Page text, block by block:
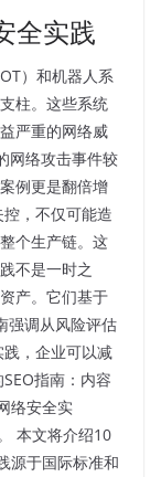
全实践
）和机器人系
柱。这些系统
严重的网络威
网络攻击事件较
例更是翻倍增
，不仅可能造
个生产链。这
不是一时之
产。它们基于
强调从风险评估
，企业可以减
指南：内容
络安全实
本文将介绍10
源于国际标准和